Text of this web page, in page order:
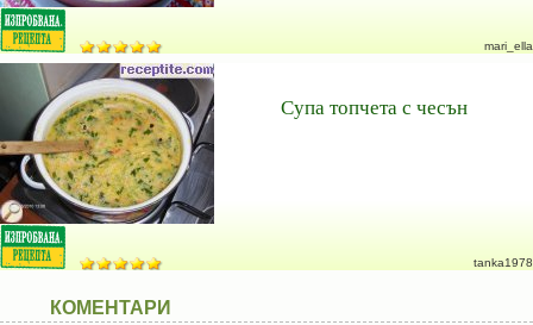
mari_ella
Супа топчета с чесън
tanka1978
КОМЕНТАРИ